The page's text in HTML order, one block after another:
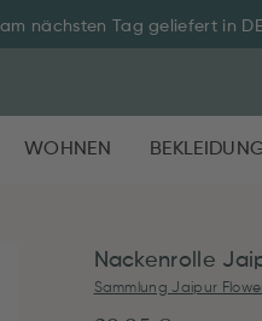
nächsten Tag geliefert in DE
WOHNEN
Nackenrolle
Sammlung Jaipur